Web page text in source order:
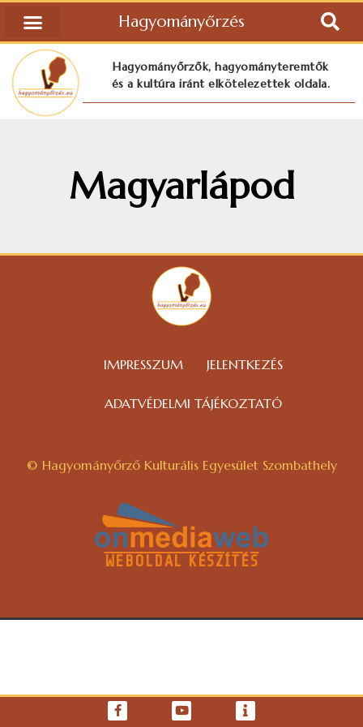
Hagyományőrzés
Hagyományőrzők, hagyományteremtők
és a kultúra iránt elkötelezettek oldala.
Magyarlápod
IMPRESSZUM JELENTKEZÉS
ADATVÉDELMI TÁJÉKOZTATÓ
© Hagyományőrző Kulturális Egyesület Szombathely
WEBOLDAL KÉSZÍTÉS